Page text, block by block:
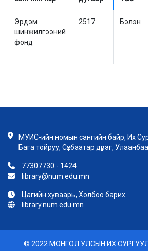
Эрдэм
шинжилгээний
фонд
2517 Бэлэн
МУИС-ийн номын сангийн байр, Их
Бага тойруу, Сүхбаатар дүүрэг,
77307730 - 1424
library@num.edu.mn
Цагийн хуваарь, Холбоо барих
library.num.edu.mn
© 2022 МОНГОЛ УЛСЫН ИХ